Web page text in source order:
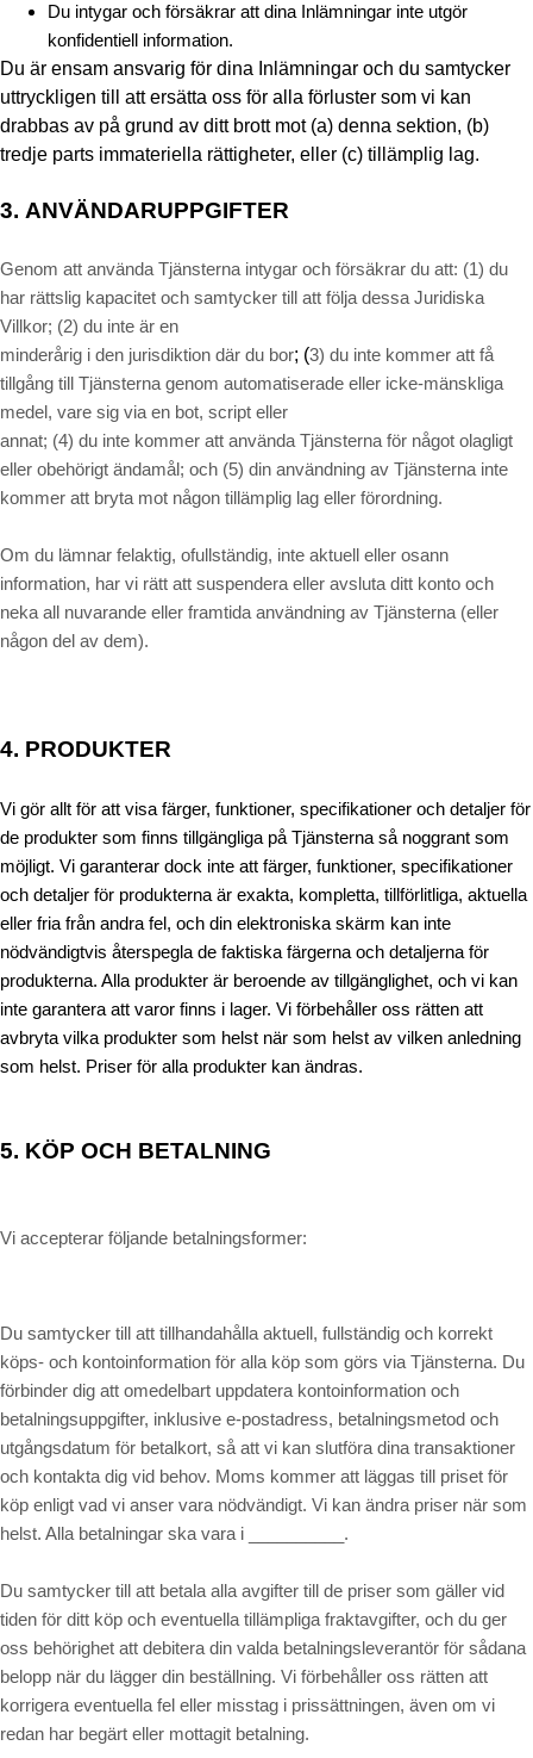
Du intygar och försäkrar att dina Inlämningar inte utgör
konfidentiell information.
Du är ensam ansvarig för dina Inlämningar och du samtycker
uttryckligen till att ersätta oss för alla förluster som vi kan
drabbas av på grund av ditt brott mot (a) denna sektion, (b)
tredje parts immateriella rättigheter, eller (c) tillämplig lag.
3. ANVÄNDARUPPGIFTER
Genom att använda Tjänsterna intygar och försäkrar du att: (1 ) du
har rättslig kapacitet och samtycker till att följa dessa Juridiska
Villkor; (2) du inte är en
minderårig i den jurisdiktion där du bor; (3) du inte kommer att få
tillgång till Tjänsterna genom automatiserade eller icke-mänskliga
medel, vare sig via en bot, script eller
annat; (4) du inte kommer att använda Tjänsterna för något olagligt
eller obehörigt ändamål; och (5) din användning av Tjänsterna inte
kommer att bryta mot någon tillämplig lag eller förordning.
Om du lämnar felaktig, ofullständig, inte aktuell eller osann
information, har vi rätt att suspendera eller avsluta ditt konto och
neka all nuvarande eller framtida användning av Tjänsterna (eller
någon del av dem).
4. PRODUKTER
Vi gör allt för att visa färger, funktioner, specifikationer och detaljer för
de produkter som finns tillgängliga på Tjänsterna så noggrant som
möjligt. Vi garanterar dock inte att färger, funktioner, specifikationer
och detaljer för produkterna är exakta, kompletta, tillförlitliga, aktuella
eller fria från andra fel, och din elektroniska skärm kan inte
nödvändigtvis återspegla de faktiska färgerna och detaljerna för
produkterna. Alla produkter är beroende av tillgänglighet, och vi kan
inte garantera att varor finns i lager. Vi förbehåller oss rätten att
avbryta vilka produkter som helst när som helst av vilken anledning
som helst. Priser för alla produkter kan ändras.
5. KÖP OCH BETALNING
Vi accepterar följande betalningsformer:
Du samtycker till att tillhandahålla aktuell, fullständig och korrekt
köps- och kontoinformation för alla köp som görs via Tjänsterna. Du
förbinder dig att omedelbart uppdatera kontoinformation och
betalningsuppgifter, inklusive e-postadress, betalningsmetod och
utgångsdatum för betalkort, så att vi kan slutföra dina transaktioner
och kontakta dig vid behov. Moms kommer att läggas till priset för
köp enligt vad vi anser vara nödvändigt. Vi kan ändra priser när som
helst. Alla betalningar ska vara i __________.
Du samtycker till att betala alla avgifter till de priser som gäller vid
tiden för ditt köp och eventuella tillämpliga fraktavgifter, och du ger
oss behörighet att debitera din valda betalningsleverantör för sådana
belopp när du lägger din beställning. Vi förbehåller oss rätten att
korrigera eventuella fel eller misstag i prissättningen, även om vi
redan har begärt eller mottagit betalning.